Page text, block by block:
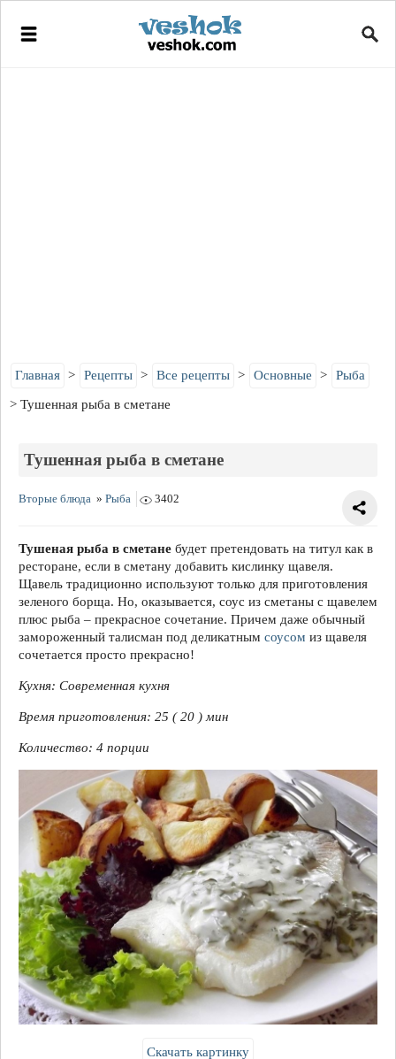
Главная Рецепты Все рецепты Основные Рыба
Тушенная рыба в сметане
Тушенная рыба в сметане
Вторые блюда » Рыба 3402
Тушеная рыба в сметане будет претендовать на титул как в
ресторане, если в сметану добавить кислинку щавеля.
Щавель традиционно используют только для приготовления
зеленого борща. Но, оказывается, соус из сметаны с щавелем
плюс рыба – прекрасное сочетание. Причем даже обычный
замороженный талисман под деликатным соусом из щавеля
сочетается просто прекрасно!
Кухня: Современная кухня
Время приготовления: 25 ( 20 ) мин
Количество: 4 порции
Скачать картинку